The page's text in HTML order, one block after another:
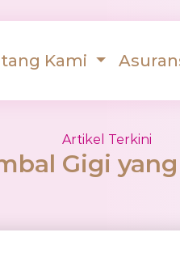
Kami
Artikel Terkini
Gigi